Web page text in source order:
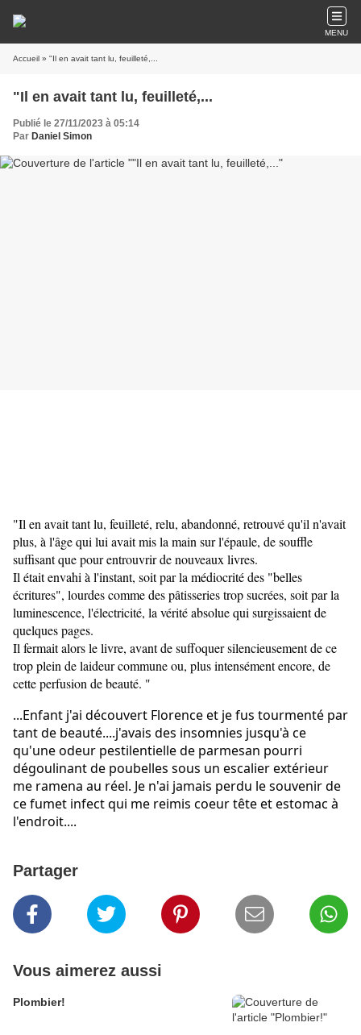
MENU
Accueil » "Il en avait tant lu, feuilleté,...
"Il en avait tant lu, feuilleté,...
Publié le 27/11/2023 à 05:14
Par Daniel Simon
"Il en avait tant lu, feuilleté, relu, abandonné, retrouvé qu'il n'avait
plus, à l'âge qui lui avait mis la main sur l'épaule, de souffle
suffisant que pour entrouvrir de nouveaux livres.
Il était envahi à l'instant, soit par la médiocrité des "belles
écritures", lourdes comme des pâtisseries trop sucrées, soit par la
luminescence, l'électricité, la vérité absolue qui surgissaient de
quelques pages.
Il fermait alors le livre, avant de suffoquer silencieusement de ce
trop plein de laideur commune ou, plus intensément encore, de
cette perfusion de beauté. "
...Enfant j'ai découvert Florence et je fus tourmenté par
tant de beauté....j'avais des insomnies jusqu'à ce
qu'une odeur pestilentielle de parmesan pourri
dégoulinant de poubelles sous un escalier extérieur
me ramena au réel. Je n'ai jamais perdu le souvenir de
ce fumet infect qui me reimis coeur tête et estomac à
l'endroit....
Partager
Vous aimerez aussi
Plombier!